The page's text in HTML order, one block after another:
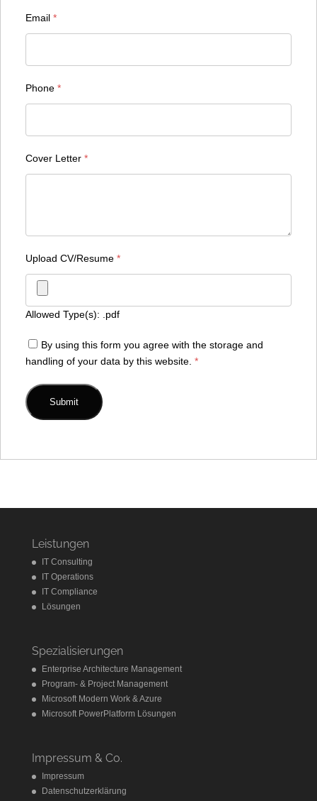
Email *
Phone *
Cover Letter *
Upload CV/Resume *
Allowed Type(s): .pdf
By using this form you agree with the storage and
handling of your data by this website. *
Leistungen
IT Consulting
IT Operations
IT Compliance
Lösungen
Spezialisierungen
Enterprise Architecture Management
Program- & Project Management
Microsoft Modern Work & Azure
Microsoft PowerPlatform Lösungen
Impressum & Co.
Impressum
Datenschutzerklärung